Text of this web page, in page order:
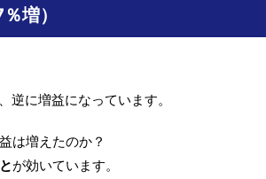
増）
逆に増益になっています。
は増えたのか？
が効いています。